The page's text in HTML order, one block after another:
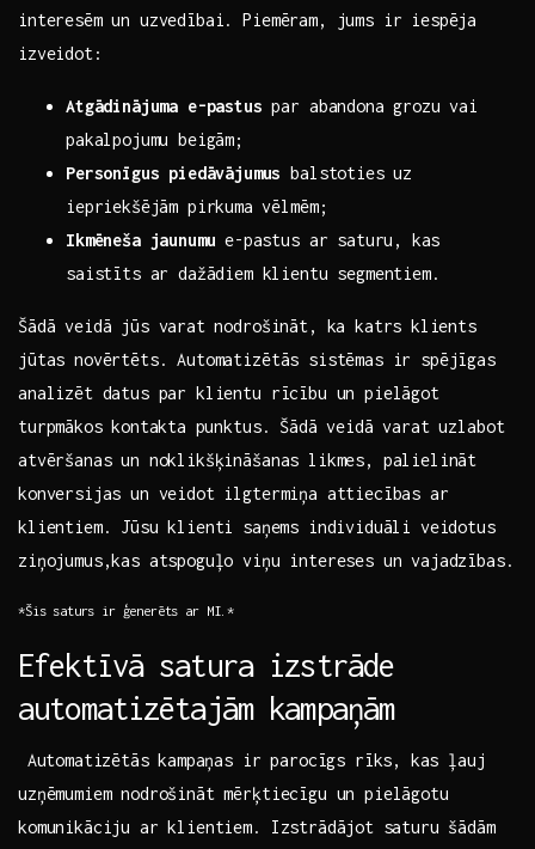
interesēm un uzvedībai.‍ Piemēram, ‌jums ir iespēja
izveidot:
Atgādinājuma e-pastus par abandona grozu⁣ vai
pakalpojumu beigām;
Personīgus piedāvājumus balstoties uz
iepriekšējām pirkuma⁤ vēlmēm;
Ikmēneša jaunumu ⁤e-pastus ar saturu,⁤ kas
saistīts ar dažādiem klientu‍ segmentiem.
Šādā ‌veidā jūs varat ⁢nodrošināt, ka katrs ⁢klients
jūtas novērtēts. Automatizētās sistēmas ir spējīgas
analizēt datus par klientu rīcību un pielāgot
turpmākos⁣ kontakta⁣ punktus. Šādā ‌veidā varat uzlabot
atvēršanas un noklikšķināšanas likmes, palielināt
konversijas​ un veidot ilgtermiņa attiecības ar
klientiem. Jūsu klienti ⁤saņems individuāli veidotus
ziņojumus,kas atspoguļo viņu intereses un​ vajadzības.
*Šis saturs‍ ir ģenerēts ar MI.*
Efektīvā satura izstrāde‍
automatizētajām kampaņām
⁤ Automatizētās ⁣kampaņas ir parocīgs rīks,⁤ kas ⁤ļauj
uzņēmumiem ​nodrošināt mērķtiecīgu un pielāgotu
komunikāciju ar klientiem. Izstrādājot ⁣saturu šādām